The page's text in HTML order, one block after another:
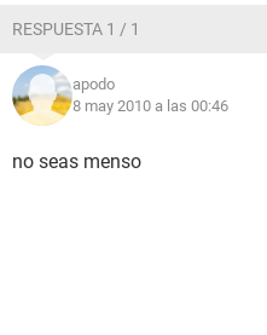
RESPUESTA 1 / 1
apodo
8 may 2010 a las 00:46
no seas menso